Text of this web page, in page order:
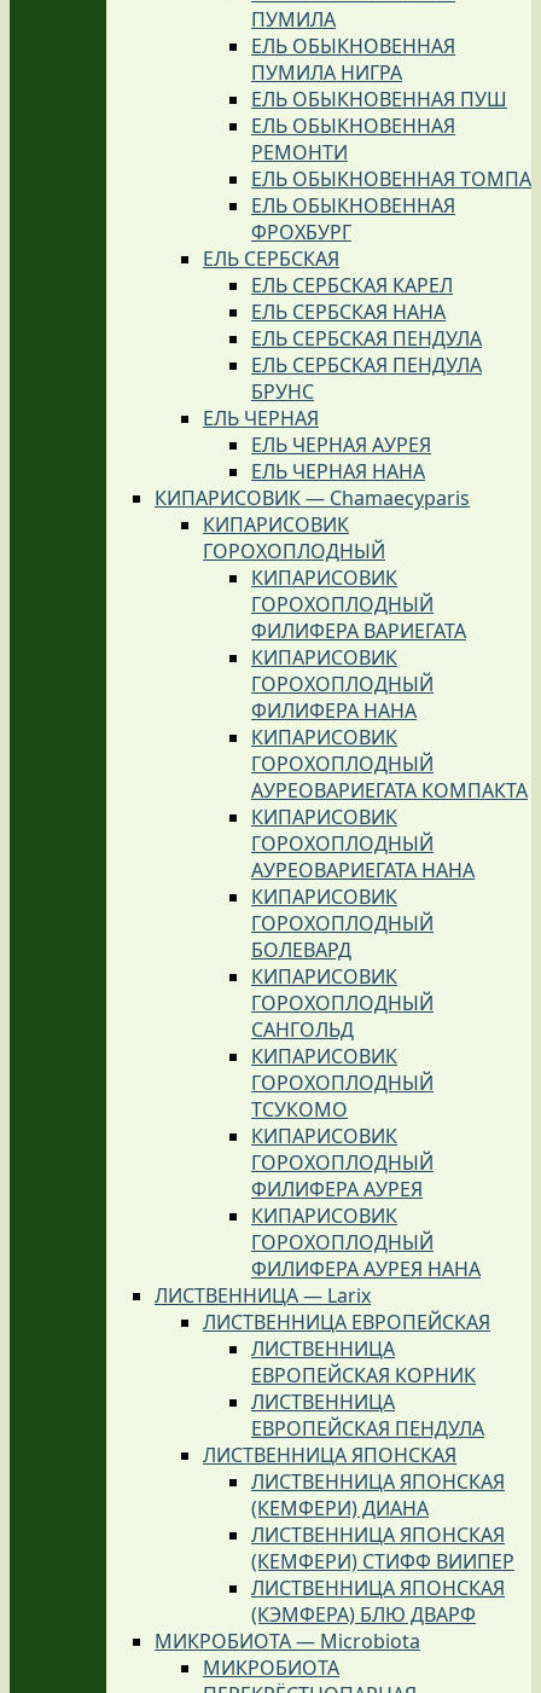
ПУМИЛА
ЕЛЬ ОБЫКНОВЕННАЯ
ПУМИЛА НИГРА
ЕЛЬ ОБЫКНОВЕННАЯ ПУШ
ЕЛЬ ОБЫКНОВЕННАЯ
РЕМОНТИ
ЕЛЬ ОБЫКНОВЕННАЯ ТОМПА
ЕЛЬ ОБЫКНОВЕННАЯ
ФРОХБУРГ
ЕЛЬ СЕРБСКАЯ
ЕЛЬ СЕРБСКАЯ КАРЕЛ
ЕЛЬ СЕРБСКАЯ НАНА
ЕЛЬ СЕРБСКАЯ ПЕНДУЛА
ЕЛЬ СЕРБСКАЯ ПЕНДУЛА
БРУНС
ЕЛЬ ЧЕРНАЯ
ЕЛЬ ЧЕРНАЯ АУРЕЯ
ЕЛЬ ЧЕРНАЯ НАНА
КИПАРИСОВИК — Chamaecyparis
КИПАРИСОВИК
ГОРОХОПЛОДНЫЙ
КИПАРИСОВИК
ГОРОХОПЛОДНЫЙ
ФИЛИФЕРА ВАРИЕГАТА
КИПАРИСОВИК
ГОРОХОПЛОДНЫЙ
ФИЛИФЕРА НАНА
КИПАРИСОВИК
ГОРОХОПЛОДНЫЙ
АУРЕОВАРИЕГАТА КОМПАКТА
КИПАРИСОВИК
ГОРОХОПЛОДНЫЙ
АУРЕОВАРИЕГАТА НАНА
КИПАРИСОВИК
ГОРОХОПЛОДНЫЙ
БОЛЕВАРД
КИПАРИСОВИК
ГОРОХОПЛОДНЫЙ
САНГОЛЬД
КИПАРИСОВИК
ГОРОХОПЛОДНЫЙ
ТСУКОМО
КИПАРИСОВИК
ГОРОХОПЛОДНЫЙ
ФИЛИФЕРА АУРЕЯ
КИПАРИСОВИК
ГОРОХОПЛОДНЫЙ
ФИЛИФЕРА АУРЕЯ НАНА
ЛИСТВЕННИЦА — Larix
ЛИСТВЕННИЦА ЕВРОПЕЙСКАЯ
ЛИСТВЕННИЦА
ЕВРОПЕЙСКАЯ КОРНИК
ЛИСТВЕННИЦА
ЕВРОПЕЙСКАЯ ПЕНДУЛА
ЛИСТВЕННИЦА ЯПОНСКАЯ
ЛИСТВЕННИЦА ЯПОНСКАЯ
(КЕМФЕРИ) ДИАНА
ЛИСТВЕННИЦА ЯПОНСКАЯ
(КЕМФЕРИ) СТИФФ ВИИПЕР
ЛИСТВЕННИЦА ЯПОНСКАЯ
(КЭМФЕРА) БЛЮ ДВАРФ
МИКРОБИОТА — Microbiota
МИКРОБИОТА